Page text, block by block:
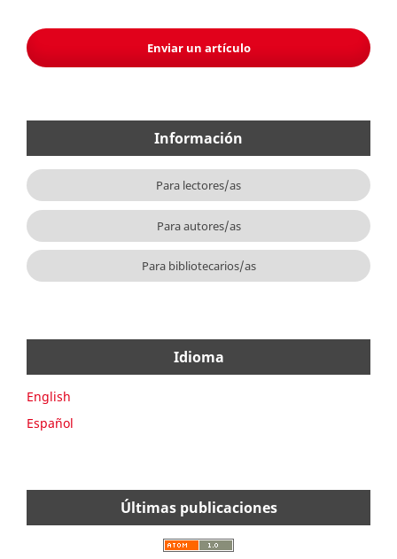
Enviar un artículo
Información
Para lectores/as
Para autores/as
Para bibliotecarios/as
Idioma
English
Español
Últimas publicaciones